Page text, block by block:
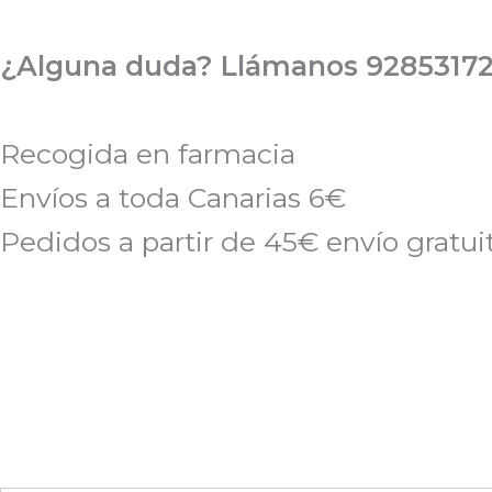
al
¿Alguna duda? Llámanos
Recogida en farmacia
Envíos a toda Canarias 6€
Pedidos a partir de 45€ envío